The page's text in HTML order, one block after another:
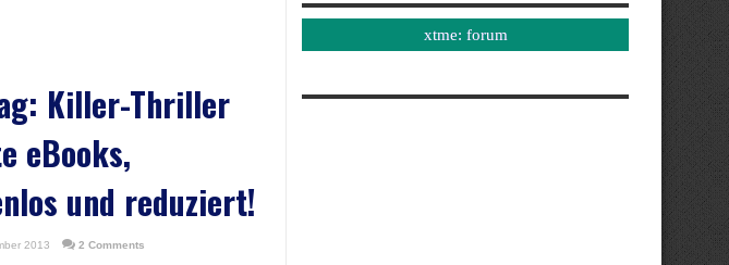
Killer-Thriller
eBooks,
und reduziert!
2013 2 Comments
xtme: forum